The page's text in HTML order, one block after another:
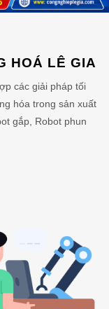
HOÁ LÊ GIA
các giải pháp tối
hóa trong sản xuất
gắp, Robot phun